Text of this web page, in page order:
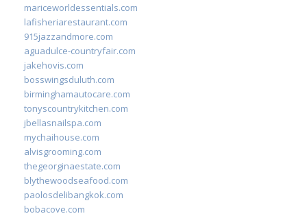
mariceworldessentials.com
lafisheriarestaurant.com
915jazzandmore.com
aguadulce-countryfair.com
jakehovis.com
bosswingsduluth.com
birminghamautocare.com
tonyscountrykitchen.com
jbellasnailspa.com
mychaihouse.com
alvisgrooming.com
thegeorginaestate.com
blythewoodseafood.com
paolosdelibangkok.com
bobacove.com